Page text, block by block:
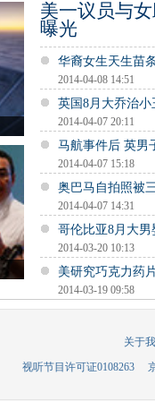
美一议员与
曝光
华裔女生天生苗
2014-04-08 14:51
英国8月大乔治
2014-04-07 20:11
马航事件后 英男
2014-04-07 15:18
奥巴马自拍照被
2014-04-07 14:31
哥伦比亚8月大
2014-03-20 10:13
美研究巧克力药
2014-03-19 09:58
关于
视听节目许可证0108263